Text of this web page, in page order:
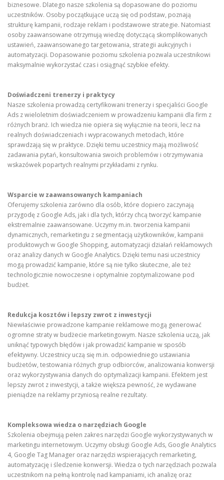
biznesowe. Dlatego nasze szkolenia są dopasowane do poziomu
uczestników. Osoby początkujące uczą się od podstaw, poznają
strukturę kampanii, rodzaje reklam i podstawowe strategie. Natomiast
osoby zaawansowane otrzymują wiedzę dotyczącą skomplikowanych
ustawień, zaawansowanego targetowania, strategii aukcyjnych i
automatyzacji. Dopasowanie poziomu szkolenia pozwala uczestnikowi
maksymalnie wykorzystać czas i osiągnąć szybkie efekty.
Doświadczeni trenerzy i praktycy
Nasze szkolenia prowadzą certyfikowani trenerzy i specjaliści Google
Ads z wieloletnim doświadczeniem w prowadzeniu kampanii dla firm z
różnych branż. Ich wiedza nie opiera się wyłącznie na teorii, lecz na
realnych doświadczeniach i wypracowanych metodach, które
sprawdzają się w praktyce. Dzięki temu uczestnicy mają możliwość
zadawania pytań, konsultowania swoich problemów i otrzymywania
wskazówek popartych realnymi przykładami z rynku.
Wsparcie w zaawansowanych kampaniach
Oferujemy szkolenia zarówno dla osób, które dopiero zaczynają
przygodę z Google Ads, jak i dla tych, którzy chcą tworzyć kampanie
ekstremalnie zaawansowane. Uczymy m.in. tworzenia kampanii
dynamicznych, remarketingu z segmentacją użytkowników, kampanii
produktowych w Google Shopping, automatyzacji działań reklamowych
oraz analizy danych w Google Analytics. Dzięki temu nasi uczestnicy
mogą prowadzić kampanie, które są nie tylko skuteczne, ale też
technologicznie nowoczesne i optymalnie zoptymalizowane pod
budżet.
Redukcja kosztów i lepszy zwrot z inwestycji
Niewłaściwie prowadzone kampanie reklamowe mogą generować
ogromne straty w budżecie marketingowym. Nasze szkolenia uczą, jak
uniknąć typowych błędów i jak prowadzić kampanie w sposób
efektywny. Uczestnicy uczą się m.in. odpowiedniego ustawiania
budżetów, testowania różnych grup odbiorców, analizowania konwersji
oraz wykorzystywania danych do optymalizacji kampanii. Efektem jest
lepszy zwrot z inwestycji, a także większa pewność, że wydawane
pieniądze na reklamy przyniosą realne rezultaty.
Kompleksowa wiedza o narzędziach Google
Szkolenia obejmują pełen zakres narzędzi Google wykorzystywanych w
marketingu internetowym. Uczymy obsługi Google Ads, Google Analytics
4, Google Tag Manager oraz narzędzi wspierających remarketing,
automatyzację i śledzenie konwersji. Wiedza o tych narzędziach pozwala
uczestnikom na pełną kontrolę nad kampaniami, ich analizę oraz